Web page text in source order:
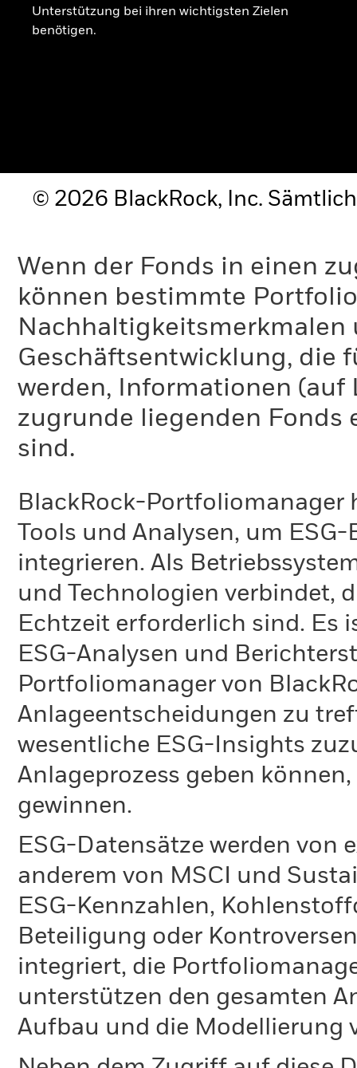
Unterstützung bei ihren wichtigsten Zielen
benötigen.
© 2026 BlackRock, Inc.
Wenn der Fonds in einen
können bestimmte
Nachhaltigkeitsmerkmalen
Geschäftsentwicklung, die
werden, Informationen
zugrunde liegenden Fonds
sind.
BlackRock-Portfoliomanager
Tools und Analysen, um
integrieren. Als
und Technologien verbindet,
Echtzeit erforderlich sind. Es
ESG-Analysen und
Portfoliomanager von
Anlageentscheidungen zu
wesentliche ESG-Insights
Anlageprozess geben
gewinnen.
ESG-Datensätze werden von
anderem von MSCI und
ESG-Kennzahlen,
Beteiligung oder
integriert, die
unterstützen den gesamten
Aufbau und die Modellierung